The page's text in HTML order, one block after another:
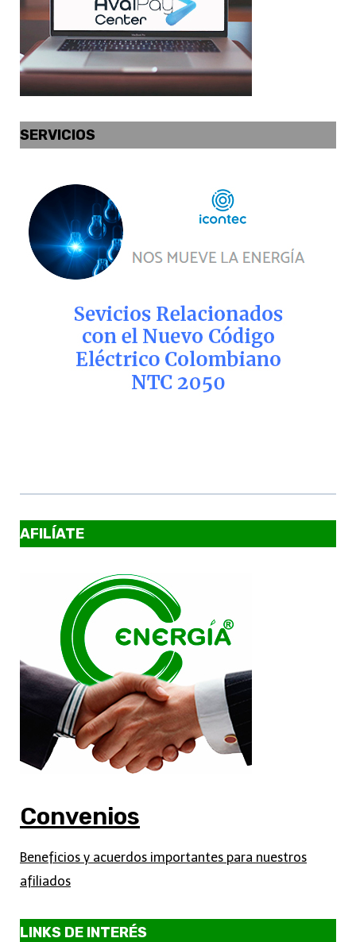
SERVICIOS
AFILÍATE
Convenios
Beneficios y acuerdos importantes para nuestros
afiliados
LINKS DE INTERÉS